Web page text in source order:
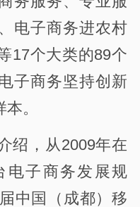
电子商务进农村
17个大类的89个
子商务坚持创新
。
绍，从2009年在
电子商务发展规
中国（成都）移